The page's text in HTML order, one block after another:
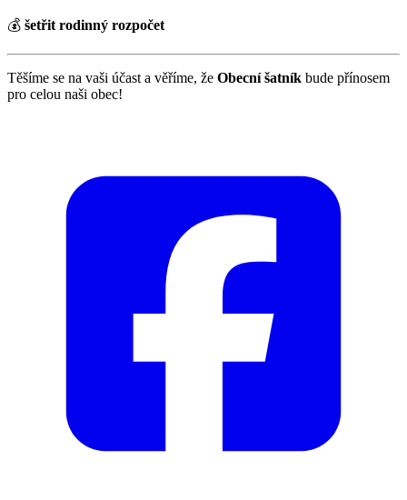
💰 šetřit rodinný rozpočet
Těšíme se na vaši účast a věříme, že Obecní šatník bude přínosem
pro celou naši obec!